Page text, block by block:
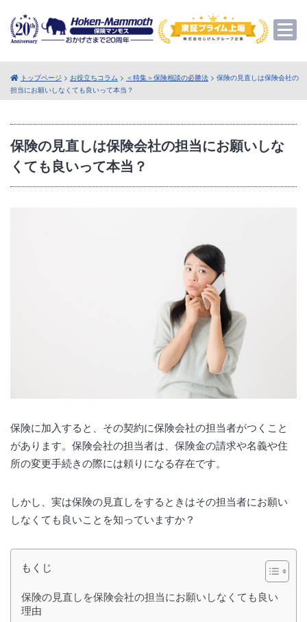
トップページ > お役立ちコラム > ＜特集＞保険相談の必勝法 > 保険の見直しは保険会社の
担当にお願いしなくても良いって本当？
保険の見直しは保険会社の担当にお願いしな
くても良いって本当？
保険に加入すると、その契約に保険会社の担当者がつくこと
があります。保険会社の担当者は、保険金の請求や名義や住
所の変更手続きの際には頼りになる存在です。
しかし、実は保険の見直しをするときはその担当者にお願い
しなくても良いことを知っていますか？
もくじ
保険の見直しを保険会社の担当にお願いしなくても良い
理由